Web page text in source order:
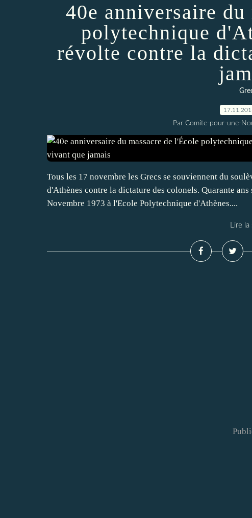
40e anniversaire
polytechnique
révolte contre la
Par Comite-pour-une-
Tous les 17 novembre les Grecs se souviennent du
d'Athènes contre la dictature des colonels. Quarante
Novembre 1973 à l'Ecole Polytechnique d'Athènes....
Lire la